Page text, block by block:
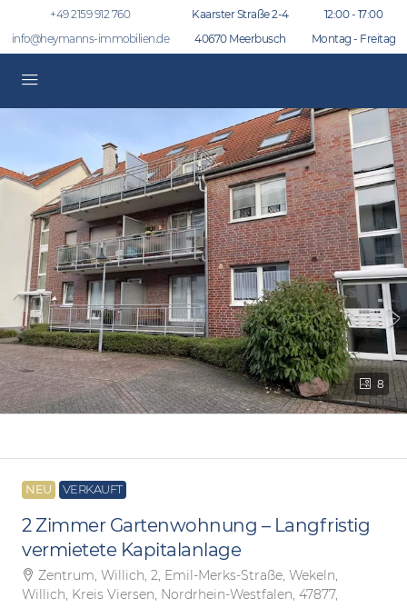
+49 2159 912 760
info@heymanns-immobilien.de
Kaarster Straße 2-4
40670 Meerbusch
12:00 - 17:00
Montag - Freitag
8
NEU VERKAUFT
2 Zimmer Gartenwohnung – Langfristig
vermietete Kapitalanlage
Zentrum, Willich, 2, Emil-Merks-Straße, Wekeln,
Willich, Kreis Viersen, Nordrhein-Westfalen, 47877,